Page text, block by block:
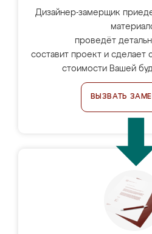
Дизайнер-замерщик
проведёт
составит проект и сделает
стоимости Вашей
ВЫЗВАТЬ